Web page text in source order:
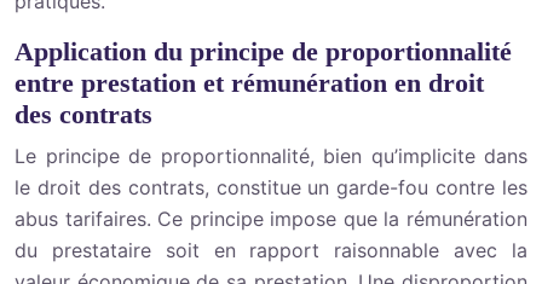
Application du principe de proportionnalité
entre prestation et rémunération en droit
des contrats
Le principe de proportionnalité, bien qu’implicite dans
le droit des contrats, constitue un garde-fou contre les
abus tarifaires. Ce principe impose que la rémunération
du prestataire soit en rapport raisonnable avec la